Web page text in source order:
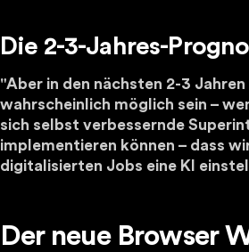
Die 2-3-Jahres-
"Aber in den nächsten 2-3 Jahren
wahrscheinlich möglich sein –
sich selbst verbessernde
implementieren können – dass
digitalisierten Jobs eine KI
Der neue Browser